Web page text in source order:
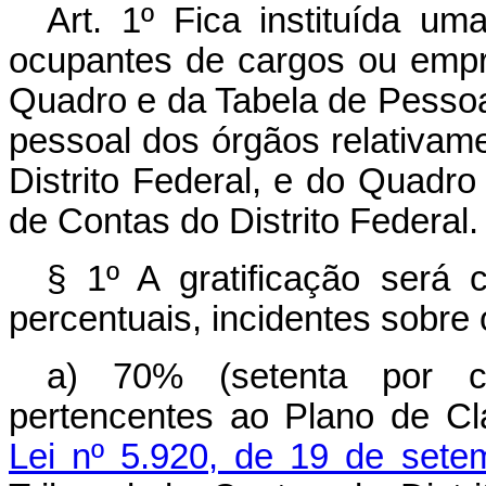
Art. 1º Fica instituída
ocupantes de cargos ou
Quadro e da Tabela de
pessoal dos órgãos
Distrito Federal, e do
de Contas do Distrito Federal.
§ 1º A gratificação será
percentuais, incidentes
a) 70% (setenta por
pertencentes ao Plano de
Lei nº 5.920, de 19 de